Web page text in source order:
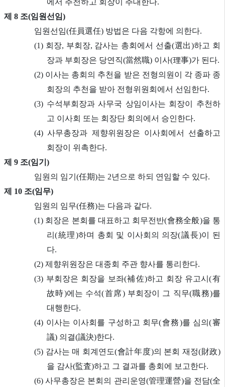
에서 추천하고 회장이 추대한다.
제 8 조(임원선임)
임원선임(任員選任) 방법은 다음 각항에 의한다.
(1) 회장, 부회장, 감사는 총회에서 선출(選出)하고 회
장과 부회장은 당연직(當然職) 이사(理事)가 된다.
(2) 이사는 총회의 추천을 받은 전형의원이 각 종파 종
회장의 추천을 받아 전형위원회에서 선임한다.
(3) 수석부회장과 사무국 상임이사는 회장이 추천하
고 이사회 또는 회장단 회의에서 승인한다.
(4) 사무총장과 제향위원장은 이사회에서 선출하고
회장이 위촉한다.
제 9 조(임기)
임원의 임기(任期)는 2년으로 하되 연임할 수 있다.
제 10 조(임무)
임원의 임무(任務)는 다음과 같다.
(1) 회장은 본회를 대표하고 회무전반(會務全般)을 통
리(統理)하며 총회 및 이사회의 의장(議長)이 된
다.
(2) 제향위원장은 대종회 주관 향사를 통리한다.
(3) 부회장은 회장을 보좌(補佐)하고 회장 유고시(有
故時)에는 수석(首席) 부회장이 그 직무(職務)를
대행한다.
(4) 이사는 이사회를 구성하고 회무(會務)를 심의(審
議) 의결(議決)한다.
(5) 감사는 매 회계연도(會計年度)의 본회 재정(財政)
을 감사(監査)하고 그 결과를 총회에 보고한다.
(6) 사무총장은 본회의 관리운영(管理運營)을 전담(全